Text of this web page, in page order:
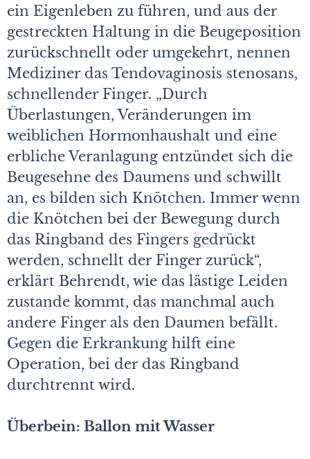
ein Eigenleben zu führen, und aus der
gestreckten Haltung in die Beugeposition
zurückschnellt oder umgekehrt, nennen
Mediziner das Tendovaginosis stenosans,
schnellender Finger. „Durch
Überlastungen, Veränderungen im
weiblichen Hormonhaushalt und eine
erbliche Veranlagung entzündet sich die
Beugesehne des Daumens und schwillt
an, es bilden sich Knötchen. Immer wenn
die Knötchen bei der Bewegung durch
das Ringband des Fingers gedrückt
werden, schnellt der Finger zurück“,
erklärt Behrendt, wie das lästige Leiden
zustande kommt, das manchmal auch
andere Finger als den Daumen befällt.
Gegen die Erkrankung hilft eine
Operation, bei der das Ringband
durchtrennt wird.
Überbein: Ballon mit Wasser